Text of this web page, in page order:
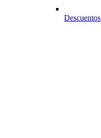
Descuentos